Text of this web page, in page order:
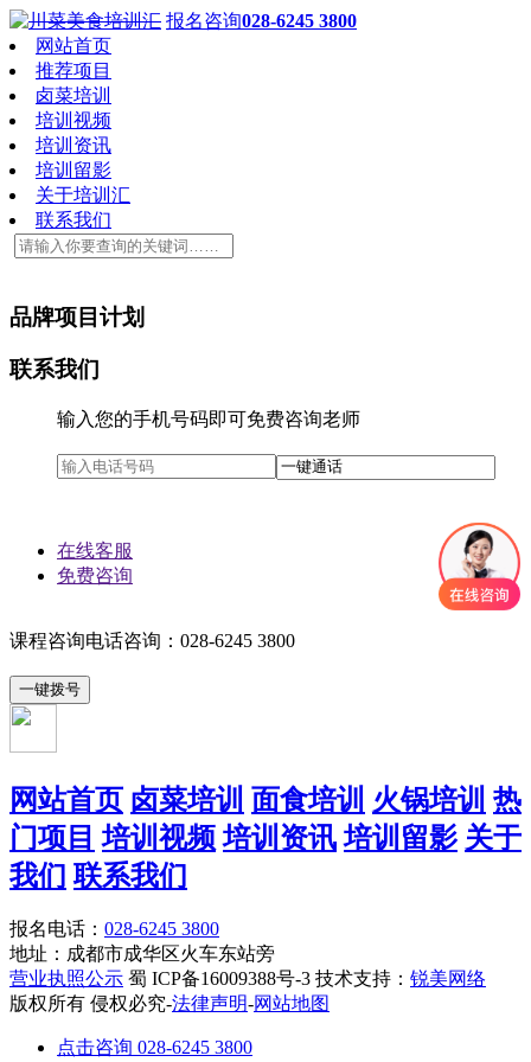
报名咨询028-6245 3800
网站首页
推荐项目
卤菜培训
培训视频
培训资讯
培训留影
关于培训汇
联系我们
品牌项目计划
联系我们
输入您的手机号码即可免费咨询老师
在线客服
免费咨询
课程咨询电话咨询：028-6245 3800
网站首页 卤菜培训 面食培训 火锅培训 热
门项目 培训视频 培训资讯 培训留影 关于
我们 联系我们
报名电话： 028-6245 3800
地址：成都市成华区火车东站旁
营业执照公示 蜀 ICP备16009388号-3 技术支持： 锐美网络
版权所有 侵权必究-法律声明-网站地图
点击咨询 028-6245 3800